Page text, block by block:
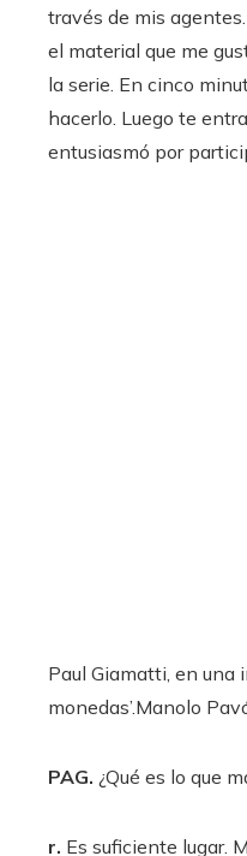
través de mis
el material que me
la serie. En cinco
hacerlo. Luego te
entusiasmó por
Paul Giamatti, en una
monedas’. Manolo
PAG. ¿Qué es lo que
r. Es suficiente lugar.